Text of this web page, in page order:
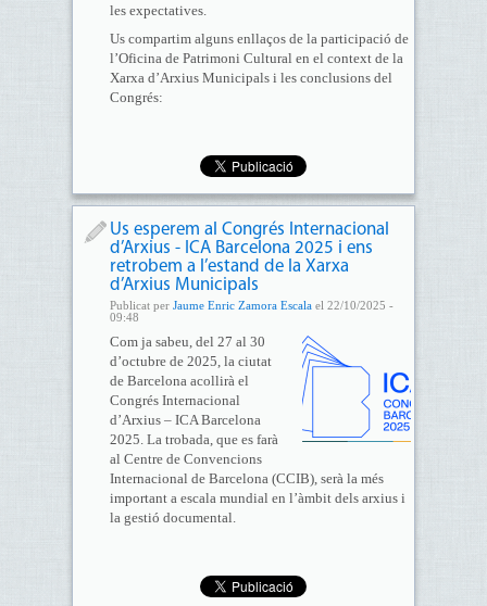
les expectatives.
Us compartim alguns enllaços de la participació de
l’Oficina de Patrimoni Cultural en el context de la
Xarxa d’Arxius Municipals i les conclusions del
Congrés:
Us esperem al Congrés Internacional
d’Arxius - ICA Barcelona 2025 i ens
retrobem a l’estand de la Xarxa
d’Arxius Municipals
Publicat per Jaume Enric Zamora Escalael 22/10/2025 -
09:48
Com ja sabeu, del 27 al 30
d’octubre de 2025, la ciutat
de Barcelona acollirà el
Congrés Internacional
d’Arxius – ICA Barcelona
2025. La trobada, que es farà
al Centre de Convencions
Internacional de Barcelona (CCIB), serà la més
important a escala mundial en l’àmbit dels arxius i
la gestió documental.